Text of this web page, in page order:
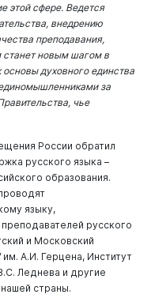
этой сфере. Ведется
внедрению
преподавания,
станет новым шагом в
основы духовного единства
за
чье
России обратил
русского языка –
образования.
языку,
русского
и Московский
А.И. Герцена, Институт
Леднева и другие
страны.